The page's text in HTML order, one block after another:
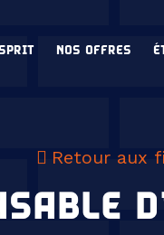
NOS OFFRES
Retour aux